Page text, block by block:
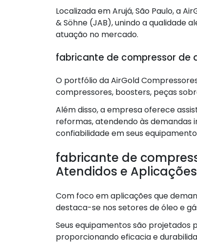
Localizada em Arujá, São Paulo, a
& Söhne (JAB), unindo a qualidade
atuação no mercado.
fabricante de compressor de
O portfólio da AirGold
compressores, boosters, peças
Além disso, a empresa oferece
reformas, atendendo às demandas
confiabilidade em seus
fabricante de
Atendidos e
Com foco em aplicações que
destaca-se nos setores de óleo e
Seus equipamentos são projetados
proporcionando eficacia e